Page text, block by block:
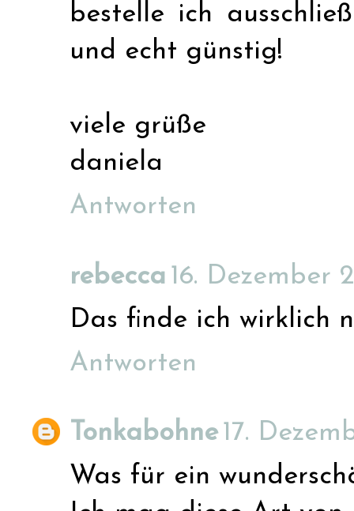
bestelle ich
und echt günstig!
viele grüße
daniela
Antworten
rebecca 16. Dezember
Das finde ich wirklich
Antworten
Tonkabohne 17.
Was für ein